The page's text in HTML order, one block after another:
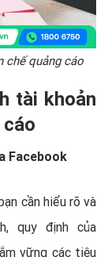
chế quảng cáo
tài khoản
Facebook
cần hiểu rõ và
quy định của
vững các tiêu